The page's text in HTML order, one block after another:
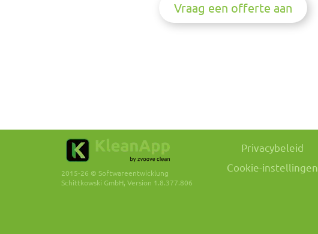
Vraag een offerte aan
2015-26 © Softwareentwicklung
Schittkowski GmbH, Version 1.8.377.806
Privacybeleid
Cookie-instellingen